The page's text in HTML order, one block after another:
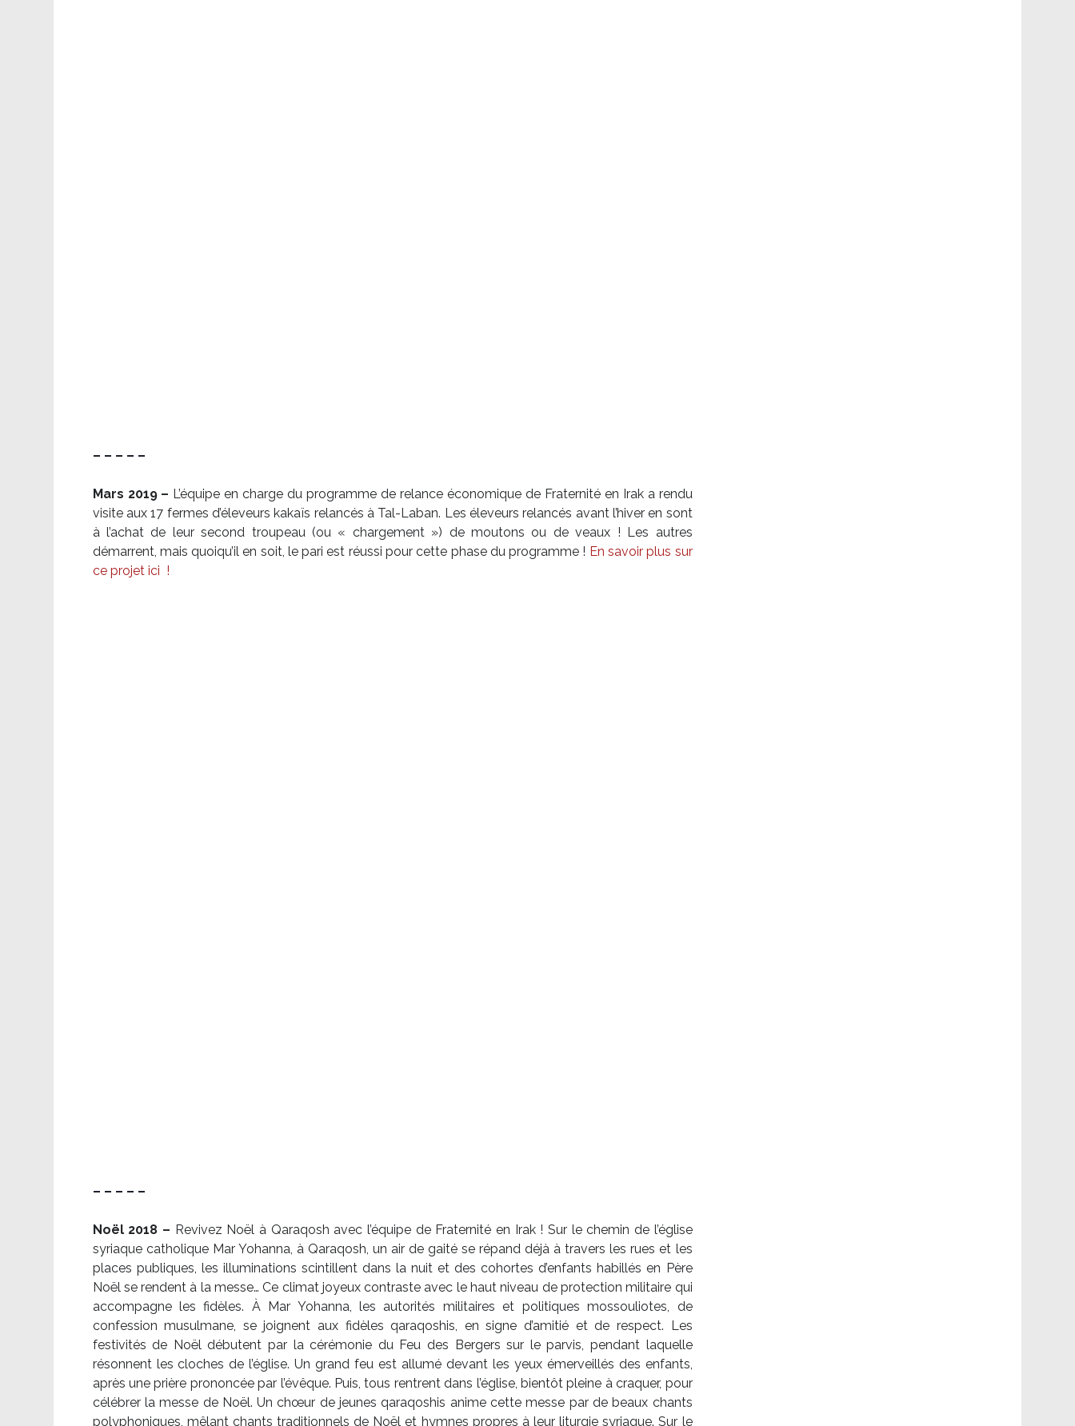
– – – – –
Mars 2019 – L’équipe en charge du programme de relance économique de Fraternité en Irak a rendu
visite aux 17 fermes d’éleveurs kakaïs relancés à Tal-Laban. Les éleveurs relancés avant l’hiver en sont
à l’achat de leur second troupeau (ou « chargement ») de moutons ou de veaux ! Les autres
démarrent, mais quoiqu’il en soit, le pari est réussi pour cette phase du programme ! En savoir plus sur
ce projet ici !
– – – – –
Noël 2018 – Revivez Noël à Qaraqosh avec l’équipe de Fraternité en Irak ! Sur le chemin de l’église
syriaque catholique Mar Yohanna, à Qaraqosh, un air de gaité se répand déjà à travers les rues et les
places publiques, les illuminations scintillent dans la nuit et des cohortes d’enfants habillés en Père
Noël se rendent à la messe… Ce climat joyeux contraste avec le haut niveau de protection militaire qui
accompagne les fidèles. À Mar Yohanna, les autorités militaires et politiques mossouliotes, de
confession musulmane, se joignent aux fidèles qaraqoshis, en signe d’amitié et de respect. Les
festivités de Noël débutent par la cérémonie du Feu des Bergers sur le parvis, pendant laquelle
résonnent les cloches de l’église. Un grand feu est allumé devant les yeux émerveillés des enfants,
après une prière prononcée par l’évêque. Puis, tous rentrent dans l’église, bientôt pleine à craquer, pour
célébrer la messe de Noël. Un chœur de jeunes qaraqoshis anime cette messe par de beaux chants
polyphoniques, mêlant chants traditionnels de Noël et hymnes propres à leur liturgie syriaque. Sur le